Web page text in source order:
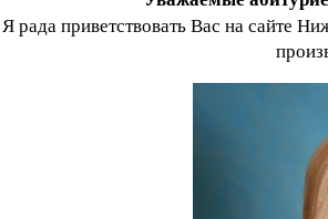
Я рада приветствовать Вас на сайте